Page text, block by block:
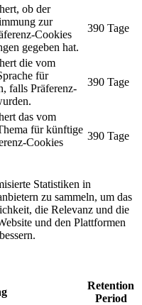
ob der
zur
Cookies
gegeben hat.
390 Tage
die vom
für
falls Präferenz-
390 Tage
das vom
für künftige
Cookies
390 Tage
Statistiken in
zu sammeln, um das
die Relevanz und die
und den Plattformen
Retention
Period